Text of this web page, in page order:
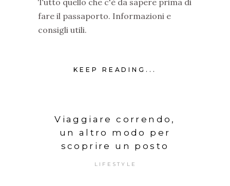
Tutto quello che c'è da sapere prima di
fare il passaporto. Informazioni e
consigli utili.
KEEP READING...
Viaggiare correndo,
un altro modo per
scoprire un posto
LIFESTYLE